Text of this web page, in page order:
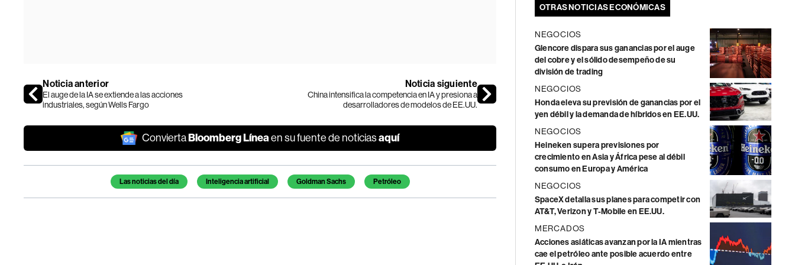
Noticia anterior
El auge de la IA se extiende a las acciones
industriales, según Wells Fargo
Noticia siguiente
China intensifica la competencia en IA y presiona a
desarrolladores de modelos de EE.UU.
ConviertaBloomberg Líneaen su fuente de noticiasaquí
Temas de este artículoLas noticias del día Inteligencia artificial Goldman Sachs Petróleo
OTRAS NOTICIAS ECONÓMICAS
NEGOCIOS
Glencore dispara sus ganancias por el auge
del cobre y el sólido desempeño de su
división de trading
NEGOCIOS
Honda eleva su previsión de ganancias por el
yen débil y la demanda de híbridos en EE.UU.
NEGOCIOS
Heineken supera previsiones por
crecimiento en Asia y África pese al débil
consumo en Europa y América
NEGOCIOS
SpaceX detalla sus planes para competir con
AT&T, Verizon y T-Mobile en EE.UU.
MERCADOS
Acciones asiáticas avanzan por la IA mientras
cae el petróleo ante posible acuerdo entre